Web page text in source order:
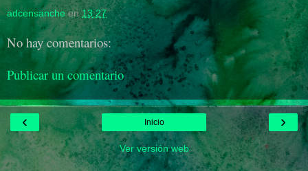
adcensanche en13:27
No hay comentarios:
Publicar un comentario
‹ ›
Inicio
Ver versión web